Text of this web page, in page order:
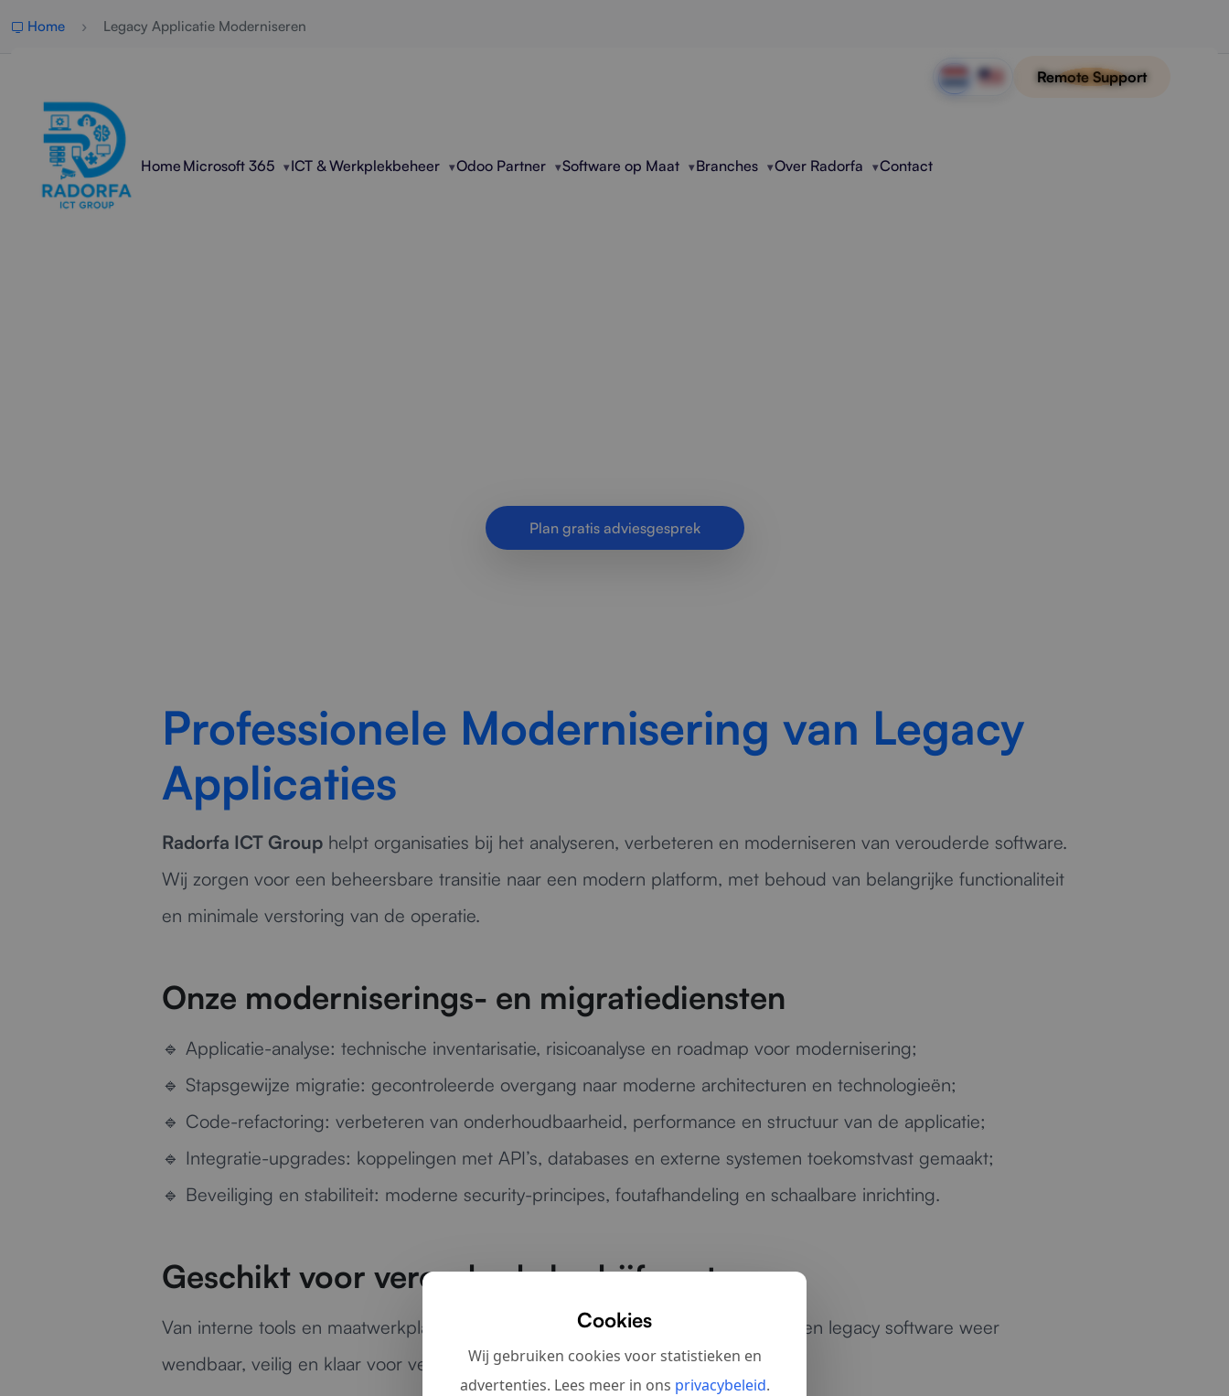
Remote Support
Home Microsoft 365 ICT & Werkplekbeheer Odoo Partner Software op Maat Branches Over Radorfa Contact
Home Legacy Applicatie Moderniseren
Plan gratis adviesgesprek
Professionele Modernisering van Legacy
Applicaties
Radorfa ICT Group helpt organisaties bij het analyseren, verbeteren en moderniseren van verouderde software.
Wij zorgen voor een beheersbare transitie naar een modern platform, met behoud van belangrijke functionaliteit
en minimale verstoring van de operatie.
Onze moderniserings- en migratiediensten
🔹 Applicatie-analyse: technische inventarisatie, risicoanalyse en roadmap voor modernisering;
🔹 Stapsgewijze migratie: gecontroleerde overgang naar moderne architecturen en technologieën;
🔹 Code-refactoring: verbeteren van onderhoudbaarheid, performance en structuur van de applicatie;
🔹 Integratie-upgrades: koppelingen met API’s, databases en externe systemen toekomstvast gemaakt;
🔹 Beveiliging en stabiliteit: moderne security-principes, foutafhandeling en schaalbare inrichting.
Geschikt voor verouderde bedrijfssystemen
Van interne tools en maatwerkplatformen tot kritieke bedrijfsapplicaties: wij maken legacy software weer
wendbaar, veilig en klaar voor verdere groei.
Cookies
Wij gebruiken cookies voor statistieken en
advertenties. Lees meer in ons privacybeleid.